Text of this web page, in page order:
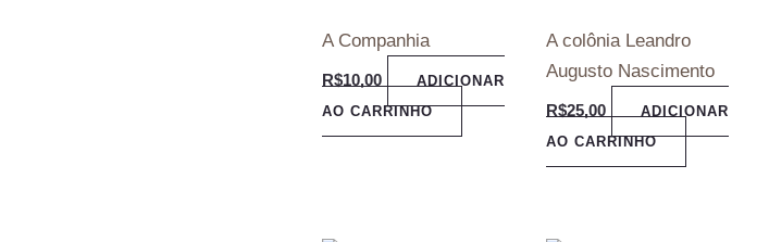
A Companhia
R$10,00
ADICIONAR
AO CARRINHO
A colônia Leandro
Augusto Nascimento
R$25,00
ADICIONAR
AO CARRINHO